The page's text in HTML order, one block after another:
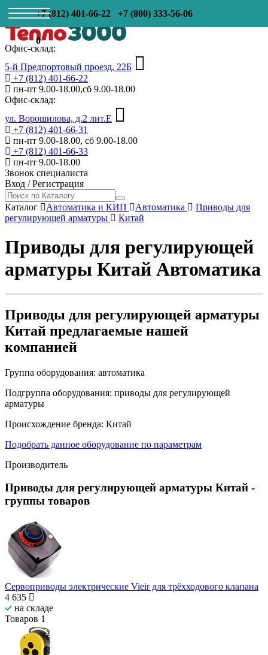
+7 (812) 401-66-22 +7 (800) 333-56-06
0
Офис-склад:
5-й Предпортовый проезд, 22Б
+7 (812) 401-66-22
пн-пт 9.00-18.00,сб 9.00-18.00
Офис-склад:
ул. Ворошилова, д.2 лит.Е
+7 (812) 401-66-31
пн-пт 9.00-18.00, сб 9.00-18.00
+7 (812) 401-66-33
пн-пт 9.00-18.00
Звонок специалиста
Вход /Регистрация
Каталог Автоматика и КИП Автоматика
Приводы для
регулирующей арматуры
Китай
Приводы для регулирующей
арматуры Китай Автоматика
Приводы для регулирующей арматуры
Китай предлагаемые нашей
компанией
Группа оборудования: автоматика
Подгруппа оборудования: приводы для регулирующей
арматуры
Происхождение бренда: Китай
Подобрать данное оборудование по параметрам
Производитель
Приводы для регулирующей арматуры Китай -
группы товаров
Сервоприводы электрические Vieir для трёхходового клапана
4 635
на складе
Товаров 1